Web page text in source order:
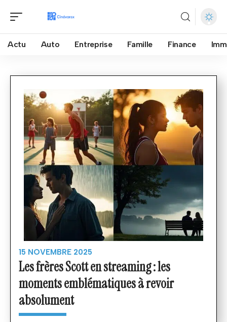
Actu Auto Entreprise Famille Finance
15 NOVEMBRE 2025
Les frères Scott en streaming : les
moments emblématiques à revoir
absolument